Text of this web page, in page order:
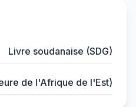
Livre soudanaise (SDG)
de l'Afrique de l'Est)